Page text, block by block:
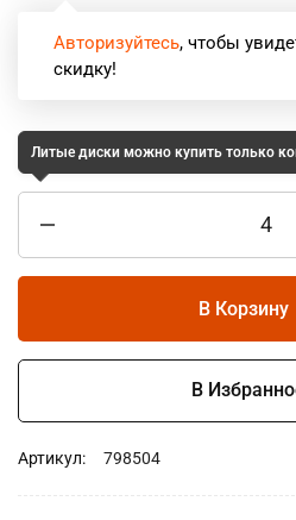
Авторизуйтесь, чтобы
скидку!
Литые диски можно купить только
В Корзину
В
Артикул: 798504